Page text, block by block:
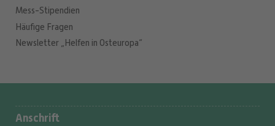
Mess-Stipendien
Häufige Fragen
Newsletter „Helfen in Osteuropa“
Anschrift